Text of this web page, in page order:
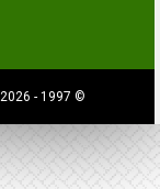
© 1997 - 2026